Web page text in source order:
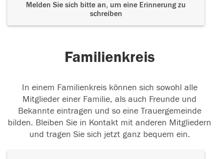
Melden Sie sich bitte an, um eine Erinnerung zu
schreiben
Familienkreis
In einem Familienkreis können sich sowohl alle
Mitglieder einer Familie, als auch Freunde und
Bekannte eintragen und so eine Trauergemeinde
bilden. Bleiben Sie in Kontakt mit anderen Mitgliedern
und tragen Sie sich jetzt ganz bequem ein.